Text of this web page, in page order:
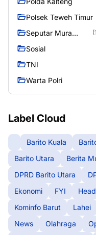
Polsek Teweh Timur
Seputar Mura
Sosial
TNI
Warta Polri
Label Cloud
Barito Kuala
Barito Utara
Berita
DPRD Barito Utara
Ekonomi
FYI
Kominfo Barut
Lahei
News
Olahraga